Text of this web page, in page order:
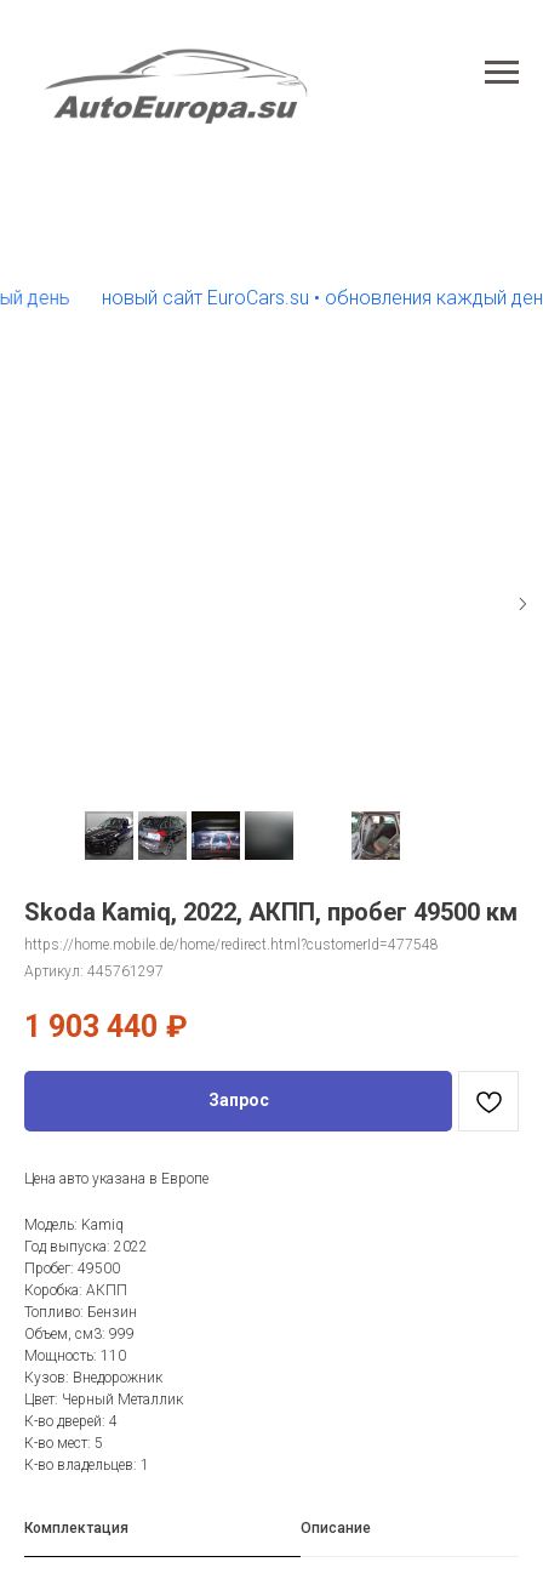
новый сайт EuroCars.su • обновления каждый день
Skoda Kamiq, 2022, АКПП, пробег 49500 км
https://home.mobile.de/home/redirect.html?customerId=477548
Артикул: 445761297
1 903 440 ₽
Запрос
Цена авто указана в Европе
Модель: Kamiq
Год выпуска: 2022
Пробег: 49500
Коробка: АКПП
Топливо: Бензин
Объем, см3: 999
Мощность: 110
Кузов: Внедорожник
Цвет: Черный Металлик
К-во дверей: 4
К-во мест: 5
К-во владельцев: 1
Комплектация Описание